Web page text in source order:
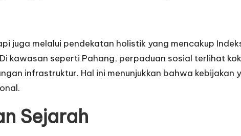
juga melalui pendekatan holistik yang mencakup
kawasan seperti Pahang, perpaduan sosial terlihat
infrastruktur. Hal ini menunjukkan bahwa kebijakan
Sejarah